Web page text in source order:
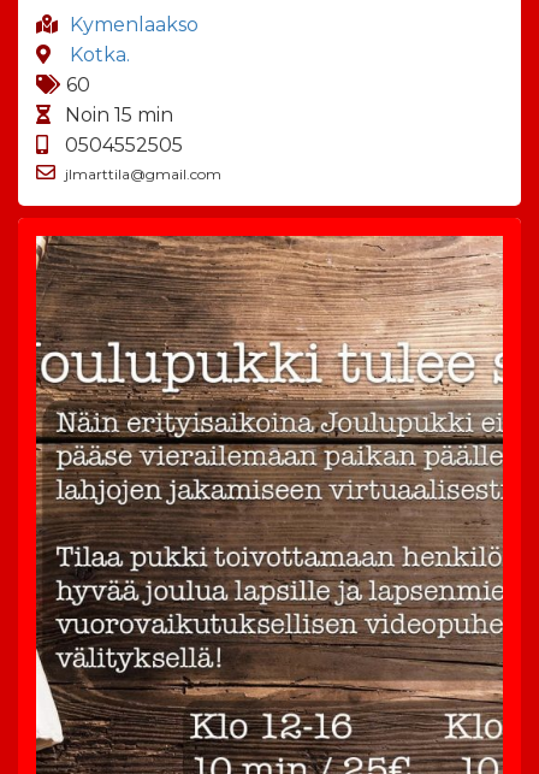
Kymenlaakso
Kotka.
60
Noin 15 min
0504552505
jlmarttila@gmail.com